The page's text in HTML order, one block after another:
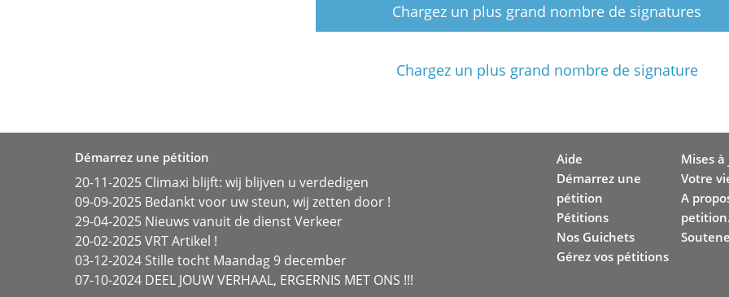
Chargez un plus grand nombre de signatures
Chargez un plus grand nombre de signature
Démarrez une pétition
20-11-2025 Climaxi blijft: wij blijven u verdedigen
09-09-2025 Bedankt voor uw steun, wij zetten door !
29-04-2025 Nieuws vanuit de dienst Verkeer
20-02-2025 VRT Artikel !
03-12-2024 Stille tocht Maandag 9 december
07-10-2024 DEEL JOUW VERHAAL, ERGERNIS MET ONS !!!
Aide
Démarrez une
pétition
Pétitions
Nos Guichets
Gérez vos pétitions
Mises
Votre
A